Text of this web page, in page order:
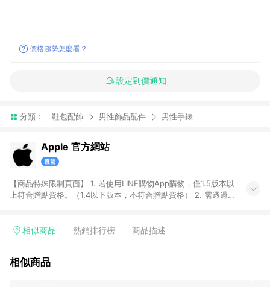
價格趨勢怎麼看？
設定到價通知
分類： 鞋包配飾 男性飾品配件 男性手錶
Apple 官方網站
【商品特殊限制頁面】 1. 若使用LINE購物App購物，僅1.5版本以
上符合贈點資格。（1.4以下版本，不符合贈點資格） 2. 需透過
貨後3個工作日陸續發送交易訊息通知。 4. 點數將於廠商出貨
17e、MacBook Neo、Studio Display XDR 及 Studio Display、
相似商品 熱銷排行榜 商品描述
相似商品